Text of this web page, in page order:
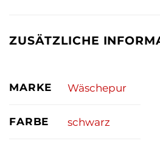
ZUSÄTZLICHE
MARKE Wäschepur
FARBE schwarz